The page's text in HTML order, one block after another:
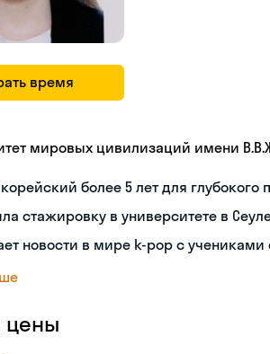
время
мировых цивилизаций имени
корейский более 5 лет для
стажировку в университете в
новости в мире k-pop с учениками
цены